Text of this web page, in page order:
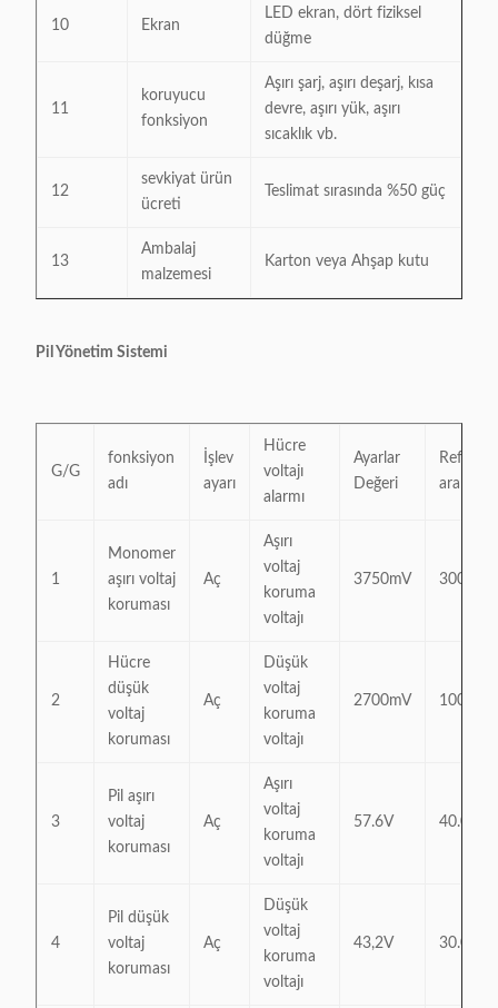
10 Ekran
LED ekran, dört fiziksel
düğme
11
koruyucu
fonksiyon
Aşırı şarj, aşırı deşarj, kısa
devre, aşırı yük, aşırı
sıcaklık vb.
12
sevkiyat ürün
ücreti
Teslimat sırasında %50 güç
13
Ambalaj
malzemesi
Karton veya Ahşap kutu
Pil Yönetim Sistemi
G/G
fonksiyon
adı
İşlev
ayarı
Hücre
voltajı
alarmı
Ayarlar
Değeri
aralığı
1
Monomer
aşırı voltaj
koruması
Aç
Aşırı
voltaj
koruma
voltajı
3750mV
2
Hücre
düşük
voltaj
koruması
Aç
Düşük
voltaj
koruma
voltajı
2700mV
3
Pil aşırı
voltaj
koruması
Aç
Aşırı
voltaj
koruma
voltajı
57.6V
4
Pil düşük
voltaj
koruması
Aç
Düşük
voltaj
koruma
voltajı
43,2V